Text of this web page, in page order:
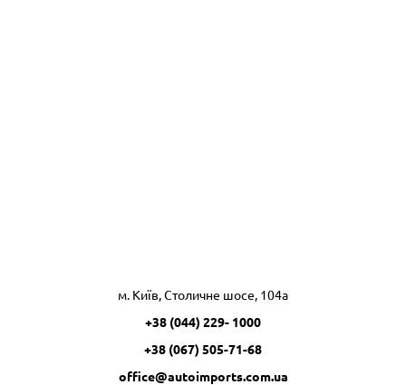
м. Київ, Столичне шосе, 104а
+38 (044) 229- 1000
+38 (067) 505-71-68
office@autoimports.com.ua